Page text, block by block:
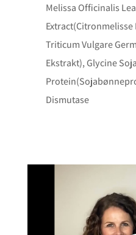
Melissa Officinalis
Triticum Vulgare
Ekstrakt), Glycine Soja
Dismutase